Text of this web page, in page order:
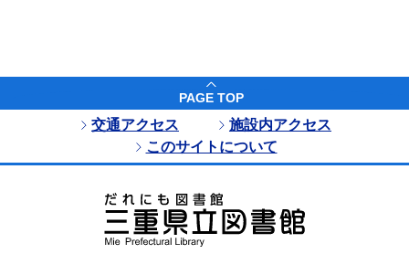
PAGE TOP
交通アクセス
施設内アクセス
このサイトについて